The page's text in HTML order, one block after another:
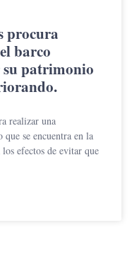
procura
barco
patrimonio
realizar una
se encuentra en la
efectos de evitar que